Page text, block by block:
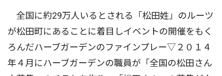
全国に約29万人いるとされる「松田姓」のルーツ
が松田町にあることに着目しイベントの開催をもく
ろんだハーブガーデンのファインプレー▽２０１４
年４月にハーブガーデンの職員が「全国の松田さん